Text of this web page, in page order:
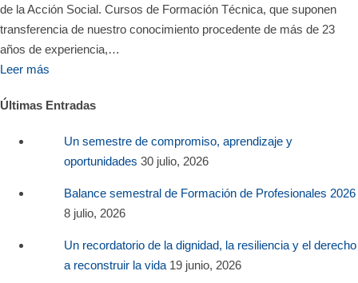
de la Acción Social. Cursos de Formación Técnica, que suponen
transferencia de nuestro conocimiento procedente de más de 23
años de experiencia,…
Leer más
Últimas Entradas
Un semestre de compromiso, aprendizaje y
oportunidades 30 julio, 2026
Balance semestral de Formación de Profesionales 2026
8 julio, 2026
Un recordatorio de la dignidad, la resiliencia y el derecho
a reconstruir la vida 19 junio, 2026